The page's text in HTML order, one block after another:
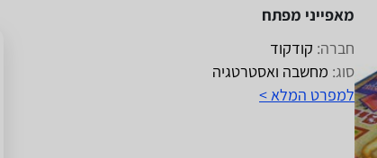
מאפייני מפתח
חברה: קודקוד
סוג: מחשבה ואסטרטגיה
למפרט המלא >